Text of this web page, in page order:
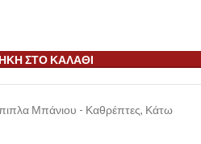
ΣΤΟ ΚΑΛΆΘΙ
Μπάνιου - Καθρέπτες, Κάτω